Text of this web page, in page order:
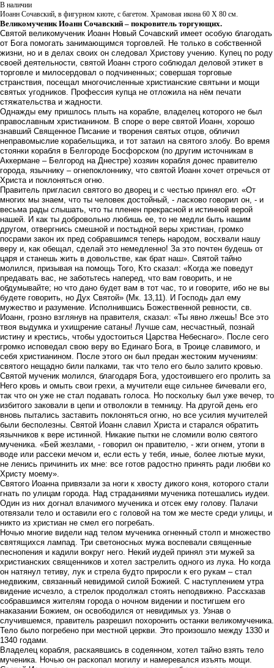
В наличии
Иоанн Сочавский, в фигурном киоте, с багетом. Храмовая икона 60 Х 80 см.
Великомученик Иоанн Сочавский – покровитель торгующих.
Святой великомученик Иоанн Новый Сочавский имеет особую благодать
от Бога помогать занимающимся торговлей. Не только в собственной
жизни, но и в делах своих он следовал Христову учению. Купец по роду
своей деятельности, святой Иоанн строго соблюдал деловой этикет в
торговле и милосердовал о подчиненных; совершая торговые
странствия, посещал многочисленные христианские святыни и мощи
святых угодников. Профессия купца не отложила на нём печати
стяжательства и жадности.
Однажды ему пришлось плыть на корабле, владелец которого не был
православным христианином. В споре о вере святой Иоанн, хорошо
знавший Священное Писание и творения святых отцов, обличил
неправомыслие корабельщика, и тот затаил на святого злобу. Во время
стоянки корабля в Белгороде Босфорском (по другим источникам в
Аккермане – Белгород на Днестре) хозяин корабля донес правителю
города, язычнику – огнепоклоннику, что святой Иоанн хочет отречься от
Христа и поклоняться огню.
Правитель пригласил святого во дворец и с честью принял его. «От
многих мы знаем, что ты человек достойный, - ласково говорил он, - и
весьма рады слышать, что ты пленен прекрасной и истинной верой
нашей. И как ты добровольно любишь ее, то не медли быть нашим
другом, отвергнись смешной и постыдной веры христиан, громко
посрами закон их пред собравшимся теперь народом, восхвали нашу
веру и, как обещал, сделай это немедленно! За это почтен будешь от
царя и станешь жить в довольстве, как брат наш». Святой тайно
молился, призывая на помощь Того, Кто сказал: «Когда же поведут
предавать вас, не заботьтесь наперед, что вам говорить, и не
обдумывайте; но что дано будет вам в тот час, то и говорите, ибо не вы
будете говорить, но Дух Святой» (Мк. 13,11). И Господь дал ему
мужество и разумение. Исполнившись Божественной ревности, св.
Иоанн, грозно взглянув на правителя, сказал: «Ты явно лжешь! Все это
твоя выдумка и ухищрение сатаны! Лучше сам, несчастный, познай
истину и крестись, чтобы удостоиться Царства Небеснаго». После сего
громко исповедал свою веру во Единаго Бога, в Троице славимого, и
себя христианином. После этого он был предан жестоким мучениям:
святого нещадно били палками, так что тело его было залито кровью.
Святой мученик молился, благодаря Бога, удостоившего его пролить за
Него кровь и омыть свои грехи, а мучители еще сильнее бичевали его,
так что он уже не стал подавать голоса. Но поскольку был уже вечер, то
избитого заковали в цепи и отволокли в темницу. На другой день его
вновь пытались заставить поклоняться огню, но все усилия мучителей
были бесполезны. Святой Иоанн славил Христа и старался обратить
язычников к вере истинной. Никакие пытки не сломили волю святого
мученика. «Бей жезлами, - говорил он правителю, - жги огнем, утопи в
воде или рассеки мечом и, если есть у тебя, иные, более лютые муки,
не ленись причинить их мне: все готов радостно принять ради любви ко
Христу моему».
Святого Иоанна привязали за ноги к хвосту дикого коня, которого стали
гнать по улицам города. Над страданиями мученика потешались иудеи.
Один из них догнал влачимого мученика и отсек ему голову. Палачи
отвязали тело и оставили его с головой на том же месте среди улицы, и
никто из христиан не смел его погребать.
Ночью многие видели над телом мученика огненный столп и множество
святящихся лампад. Три светоносных мужа воспевали священные
песнопения и кадили вокруг него. Некий иудей принял эти мужей за
христианских священников и хотел застрелить одного из лука. Но когда
он натянул тетиву, лук и стрела будто приросли к его рукам – стал
недвижим, связанный невидимой силой Божией. С наступлением утра
видение исчезло, а стрелок продолжал стоять неподвижно. Рассказав
собравшимся жителям города о ночном видении и постигшем его
наказании Божием, он освободился от невидимых уз. Узнав о
случившемся, правитель разрешил похоронить останки великомученика.
Тело было погребено при местной церкви. Это произошло между 1330 и
1340 годами.
Владелец корабля, раскаявшись в содеянном, хотел тайно взять тело
мученика. Ночью он раскопал могилу и намеревался изъять мощи.